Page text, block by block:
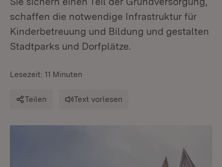
schaffen die notwendige Infrastruktur für
Kinderbetreuung und Bildung und gestalten
Stadtparks und Dorfplätze.
Lesezeit: 11 Minuten
Teilen Text vorlesen